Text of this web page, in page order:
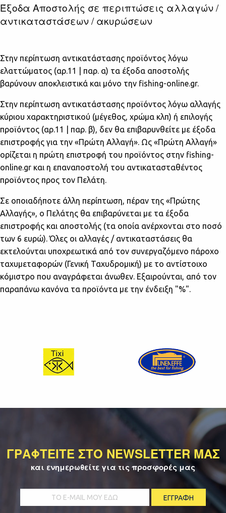
Έξοδα Αποστολής σε περιπτώσεις αλλαγών /
αντικαταστάσεων / ακυρώσεων
Στην περίπτωση αντικατάστασης προϊόντος λόγω
ελαττώματος (αρ.11 | παρ. α) τα έξοδα αποστολής
βαρύνουν αποκλειστικά και μόνο την fishing-online.gr.
Στην περίπτωση αντικατάστασης προϊόντος λόγω αλλαγής
κύριου χαρακτηριστικού (μέγεθος, χρώμα κλπ) ή επιλογής
προϊόντος (αρ.11 | παρ. β), δεν θα επιβαρυνθείτε με έξοδα
επιστροφής για την «Πρώτη Αλλαγή». Ως «Πρώτη Αλλαγή»
ορίζεται η πρώτη επιστροφή του προϊόντος στην fishing-
online.gr και η επαναποστολή του αντικατασταθέντος
προϊόντος προς τον Πελάτη.
Σε οποιαδήποτε άλλη περίπτωση, πέραν της «Πρώτης
Αλλαγής», ο Πελάτης θα επιβαρύνεται με τα έξοδα
επιστροφής και αποστολής (τα οποία ανέρχονται στο ποσό
των 6 ευρώ). Όλες οι αλλαγές / αντικαταστάσεις θα
εκτελούνται υποχρεωτικά από τον συνεργαζόμενο πάροχο
ταχυμεταφορών (Γενική Ταχυδρομική) με το αντίστοιχο
κόμιστρο που αναγράφεται άνωθεν. Εξαιρούνται, από τον
παραπάνω κανόνα τα προϊόντα με την ένδειξη "%".
ΓΡΑΦΤΕΙΤΕ ΣΤΟ NEWSLETTER ΜΑΣ
και ενημερωθείτε για τις προσφορές μας